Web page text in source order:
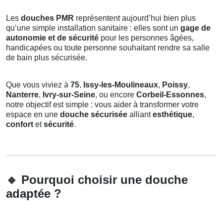
Les douches PMR représentent aujourd’hui bien plus
qu’une simple installation sanitaire : elles sont un gage de
autonomie et de sécurité pour les personnes âgées,
handicapées ou toute personne souhaitant rendre sa salle
de bain plus sécurisée.
Que vous viviez à 75, Issy-les-Moulineaux, Poissy,
Nanterre, Ivry-sur-Seine, ou encore Corbeil-Essonnes,
notre objectif est simple : vous aider à transformer votre
espace en une douche sécurisée alliantesthétique,
confort etsécurité.
🔹 Pourquoi choisir une douche
adaptée ?